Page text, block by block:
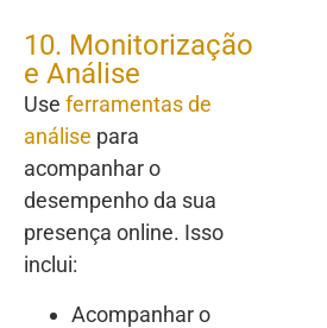
10. Monitorização
e Análise
Use ferramentas de
análise para
acompanhar o
desempenho da sua
presença online. Isso
inclui:
Acompanhar o